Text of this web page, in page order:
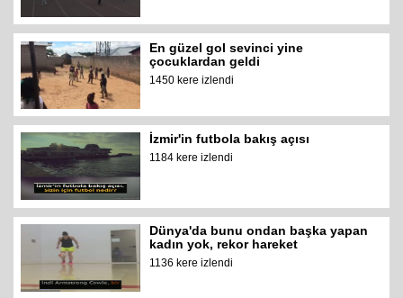
En güzel gol sevinci yine
çocuklardan geldi
1450 kere izlendi
İzmir'in futbola bakış açısı
1184 kere izlendi
Dünya'da bunu ondan başka yapan
kadın yok, rekor hareket
1136 kere izlendi